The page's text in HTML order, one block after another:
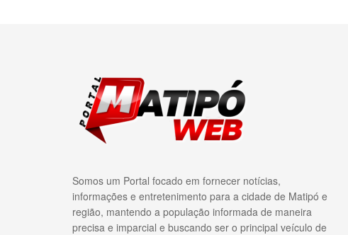
Somos um Portal focado em fornecer notícias,
informações e entretenimento para a cidade de Matipó e
região, mantendo a população informada de maneira
precisa e imparcial e buscando ser o principal veículo de